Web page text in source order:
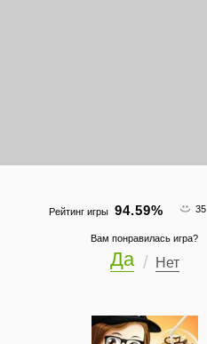
Рейтинг игры 94.59% 35
Вам понравилась игра?
Да Нет